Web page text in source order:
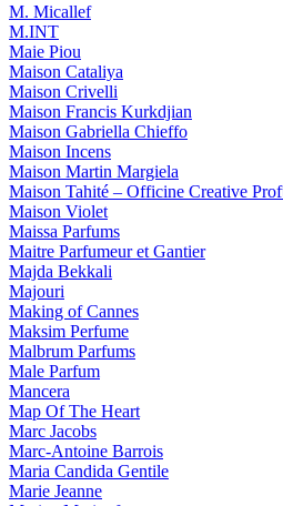
M. Micallef
M.INT
Maie Piou
Maison Cataliya
Maison Crivelli
Maison Francis Kurkdjian
Maison Gabriella Chieffo
Maison Incens
Maison Martin Margiela
Maison Tahité – Officine Creative
Maison Violet
Maissa Parfums
Maitre Parfumeur et Gantier
Majda Bekkali
Majouri
Making of Cannes
Maksim Perfume
Malbrum Parfums
Male Parfum
Mancera
Map Of The Heart
Marc Jacobs
Marc-Antoine Barrois
Maria Candida Gentile
Marie Jeanne